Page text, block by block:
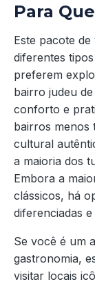
Para
Este pacote
diferentes
preferem
bairro judeu
conforto e
bairros menos
cultural
a maioria dos
Embora a
clássicos, há
diferenciadas
Se você é um
gastronomia,
visitar locais